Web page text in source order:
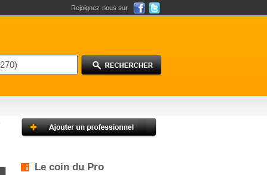
Rejoignez-nous sur
Le coin du Pro